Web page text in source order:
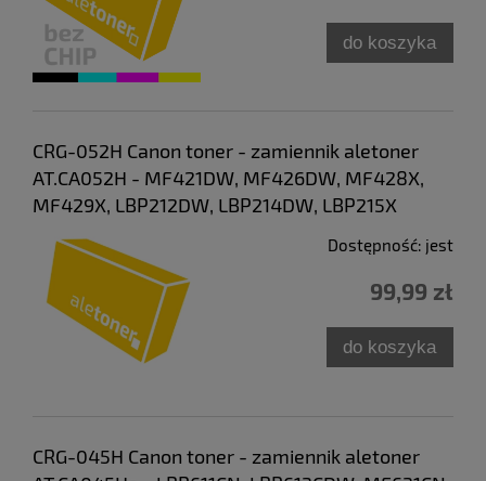
do koszyka
CRG-052H Canon toner - zamiennik aletoner
AT.CA052H - MF421DW, MF426DW, MF428X,
MF429X, LBP212DW, LBP214DW, LBP215X
Dostępność: jest
99,99 zł
do koszyka
CRG-045H Canon toner - zamiennik aletoner